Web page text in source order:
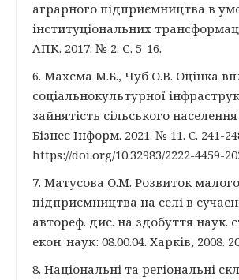
аграрного підприємництва в
інституціональних
АПК. 2017. № 2. С. 5-16.
6. Махсма М.Б., Чуб О.В. Оцінка
соціальнокультурної
зайнятість сільського
Бізнес Інформ. 2021. № 11. C. 241-
https://doi.org/10.32983/2222-4459-
7. Матусова О.М. Розвиток малого
підприємництва на селі в
автореф. дис. на здобуття наук.
екон. наук: 08.00.04. Харків, 2008.
8. Національні та регіональні